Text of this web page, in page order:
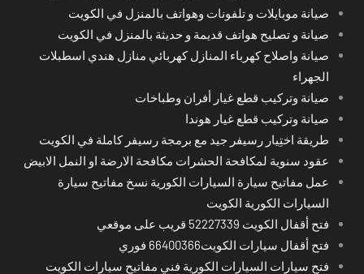
صيانة موبايلات و تلفونات وهواتف بالمنزل في الكويت
صيانة و تصليح هواتف قديمة و حديثة بالمنزل في الكويت
صيانة واصلاح كهرباء المنازل كهربائي منازل هندي اسطبلات
الجهراء
صيانة وتركيب قطع غيار أفران وطباخات
صيانة وتركيب قطع غيار هوندا
طريقة اختِيار رسيفر جيد مع برمجة رسيفر كاملة في الكويت
عقود سنوية لمكافحة الحشرات مكافحة الارضة او النمل الابيض
عمل مفاتيح سيارة السيارات الكورية نسخ مفاتيح سيارة
السيارات الكورية الكويت
فتح أقفال الكويت 52227339 قريب على موقعي
فتح أقفال سيارات الكويت66400366 فوري
فتح سيارات السيارات الكورية فني مفاتيح سيارات الكويت